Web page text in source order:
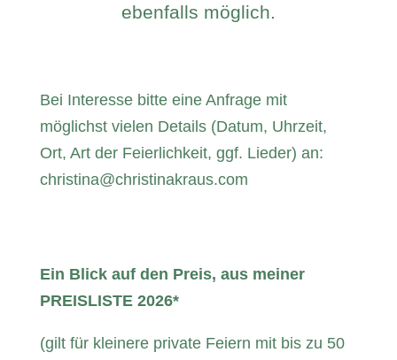
ebenfalls möglich.
Bei Interesse bitte eine Anfrage mit
möglichst vielen Details (Datum, Uhrzeit,
Ort, Art der Feierlichkeit, ggf. Lieder) an:
christina@christinakraus.com
Ein Blick auf den Preis, aus meiner
PREISLISTE 2026*
(gilt für kleinere private Feiern mit bis zu 50